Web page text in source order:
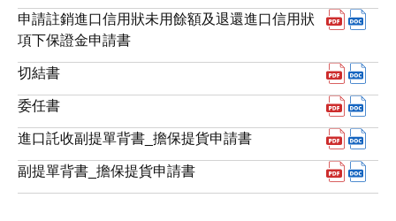
申請註銷進口信用狀未用餘額及退還進口信用狀
項下保證金申請書
下載
切結書 下載
委任書 下載
進口託收副提單背書_擔保提貨申請書 下載
副提單背書_擔保提貨申請書 下載